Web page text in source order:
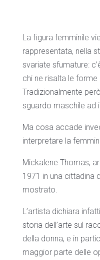
La figura femminile
rappresentata, nella
svariate sfumature:
chi ne risalta le forme
Tradizionalmente
sguardo maschile ad
Ma cosa accade
interpretare la
Mickalene Thomas,
1971 in una cittadina
mostrato.
L’artista dichiara
storia dell’arte sul
della donna, e in
maggior parte delle